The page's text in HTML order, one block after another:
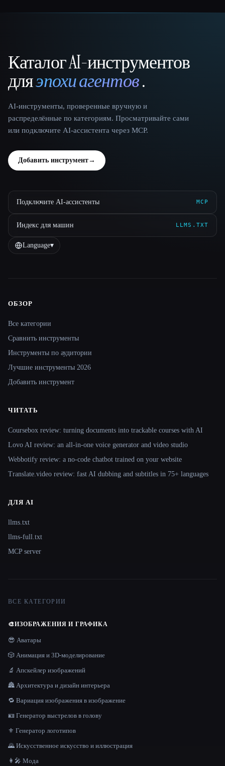
That AI Collection
Каталог AI-инструментов
дляэпохи агентов.
AI-инструменты, проверенные вручную и
распределённые по категориям. Просматривайте сами
или подключите AI-ассистента через MCP.
Добавить инструмент→
Подключите AI-ассистенты MCP
Индекс для машин LLMS.TXT
Language▾
Site navigation
ОБЗОР
Все категории
Сравнить инструменты
Инструменты по аудитории
Лучшие инструменты 2026
Добавить инструмент
ЧИТАТЬ
Coursebox review: turning documents into trackable courses with AI
Lovo AI review: an all-in-one voice generator and video studio
Webbotify review: a no-code chatbot trained on your website
Translate.video review: fast AI dubbing and subtitles in 75+ languages
ДЛЯ AI
llms.txt
llms-full.txt
MCP server
ВСЕ КАТЕГОРИИ
🎨ИЗОБРАЖЕНИЯ И ГРАФИКА
😎 Аватары
🎲 Анимация и 3D-моделирование
🔬 Апскейлер изображений
🏯 Архитектура и дизайн интерьера
🔁 Вариация изображения в изображение
🪪 Генератор выстрелов в голову
⚜️ Генератор логотипов
🌄 Искусственное искусство и иллюстрация
👩‍🎤 Мода